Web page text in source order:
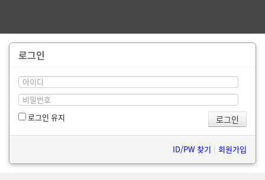
로그인
로그인 유지
ID/PW 찾기 | 회원가입